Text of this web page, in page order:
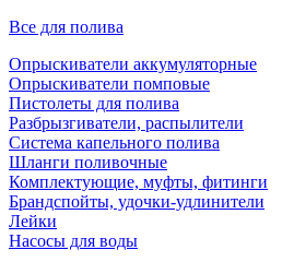
Все для полива
Опрыскиватели аккумуляторные
Опрыскиватели помповые
Пистолеты для полива
Разбрызгиватели, распылители
Система капельного полива
Шланги поливочные
Комплектующие, муфты, фитинги
Брандспойты, удочки-удлинители
Лейки
Насосы для воды